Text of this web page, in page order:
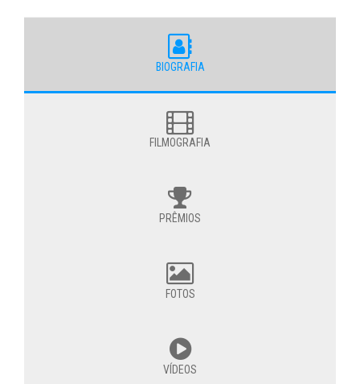
BIOGRAFIA
FILMOGRAFIA
PRÊMIOS
FOTOS
VÍDEOS